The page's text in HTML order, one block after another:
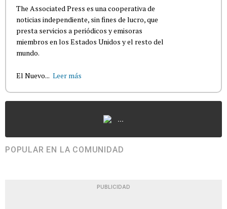
The Associated Press es una cooperativa de
noticias independiente, sin fines de lucro, que
presta servicios a periódicos y emisoras
miembros en los Estados Unidos y el resto del
mundo.
El Nuevo... Leer más
...
POPULAR EN LA COMUNIDAD
PUBLICIDAD